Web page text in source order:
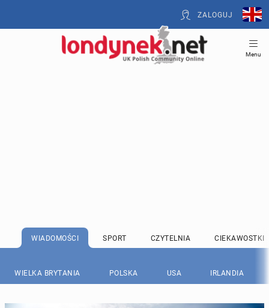
ZALOGUJ
Menu
WIADOMOŚCI SPORT CZYTELNIA CIEKAWOSTKI
WIELKA BRYTANIA POLSKA USA IRLANDIA